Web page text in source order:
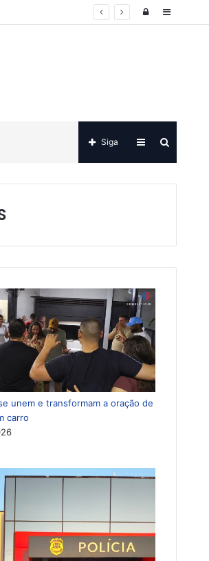
Sidebar
Log
por
Sidebar
Siga
unem e transformam a oração de
carro